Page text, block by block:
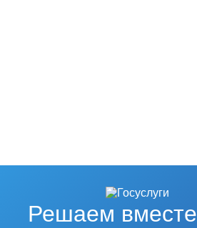
Решаем вместе